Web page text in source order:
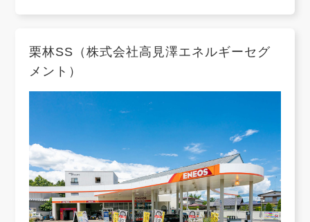
栗林SS（株式会社高見澤エネルギーセグ
メント）